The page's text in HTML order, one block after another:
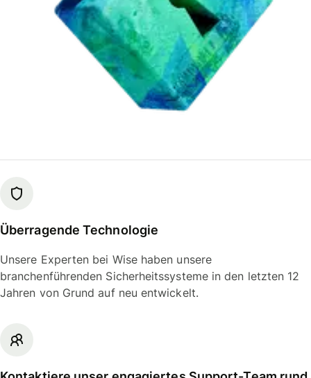
Überragende Technologie
Unsere Experten bei Wise haben unsere
branchenführenden Sicherheitssysteme in den letzten 12
Jahren von Grund auf neu entwickelt.